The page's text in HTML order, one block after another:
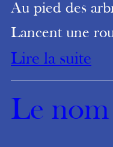
Au pied des
Lancent une
Lire la suite
Le nom